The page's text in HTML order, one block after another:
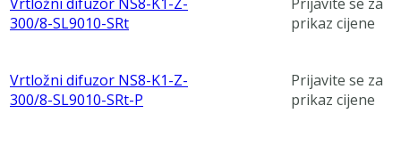
300/8-SL9010-SRt
prikaz cijene
Vrtložni difuzor NS8-K1-Z-
300/8-SL9010-SRt-P
Prijavite se za
prikaz cijene